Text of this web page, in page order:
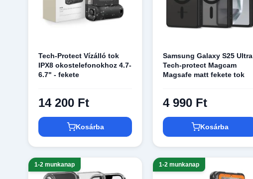
Tech-Protect Vízálló tok
IPX8 okostelefonokhoz 4.7-
6.7" - fekete
14 200 Ft
Kosárba
Samsung Galaxy S25 Ultra
Tech-protect Magcam
Magsafe matt fekete tok
4 990 Ft
Kosárba
1-2 munkanap 1-2 munkanap